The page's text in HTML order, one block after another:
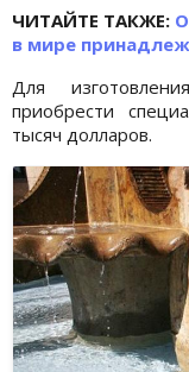
ЧИТАЙТЕ ТАКЖЕ:
в мире
Для
приобрести
тысяч долларов.